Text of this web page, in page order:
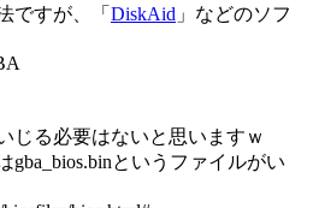
ですが、「 DiskAid 」などのソフ
じる必要はないと思いますｗ
というファイルがい